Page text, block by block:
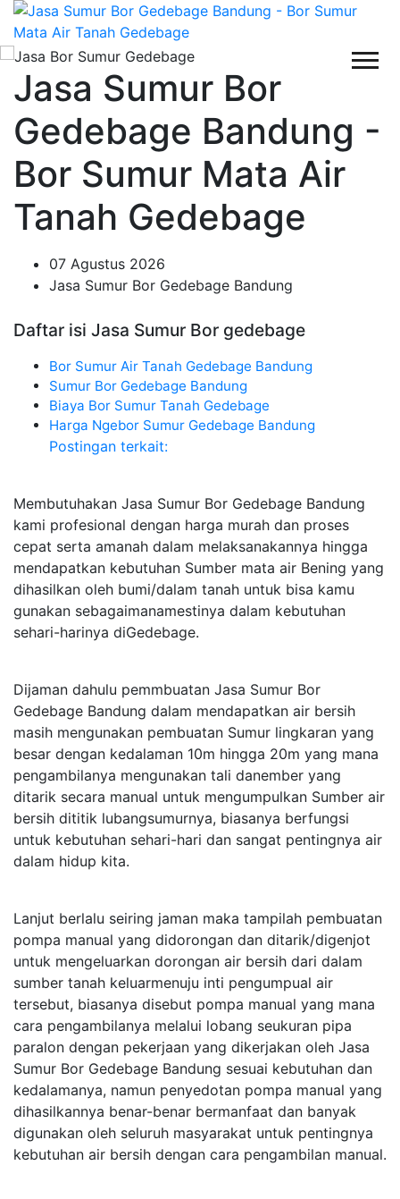
Jasa Sumur Bor
Gedebage Bandung -
Bor Sumur Mata Air
Tanah Gedebage
07 Agustus 2026
Jasa Sumur Bor Gedebage Bandung
Daftar isi Jasa Sumur Bor gedebage
Bor Sumur Air Tanah Gedebage Bandung
Sumur Bor Gedebage Bandung
Biaya Bor Sumur Tanah Gedebage
Harga Ngebor Sumur Gedebage Bandung
Postingan terkait:
Membutuhakan Jasa Sumur Bor Gedebage Bandung
kami profesional dengan harga murah dan proses
cepat serta amanah dalam melaksanakannya hingga
mendapatkan kebutuhan Sumber mata air Bening yang
dihasilkan oleh bumi/dalam tanah untuk bisa kamu
gunakan sebagaimanamestinya dalam kebutuhan
sehari-harinya diGedebage.
Dijaman dahulu pemmbuatan Jasa Sumur Bor
Gedebage Bandung dalam mendapatkan air bersih
masih mengunakan pembuatan Sumur lingkaran yang
besar dengan kedalaman 10m hingga 20m yang mana
pengambilanya mengunakan tali danember yang
ditarik secara manual untuk mengumpulkan Sumber air
bersih dititik lubangsumurnya, biasanya berfungsi
untuk kebutuhan sehari-hari dan sangat pentingnya air
dalam hidup kita.
Lanjut berlalu seiring jaman maka tampilah pembuatan
pompa manual yang didorongan dan ditarik/digenjot
untuk mengeluarkan dorongan air bersih dari dalam
sumber tanah keluarmenuju inti pengumpual air
tersebut, biasanya disebut pompa manual yang mana
cara pengambilanya melalui lobang seukuran pipa
paralon dengan pekerjaan yang dikerjakan oleh Jasa
Sumur Bor Gedebage Bandung sesuai kebutuhan dan
kedalamanya, namun penyedotan pompa manual yang
dihasilkannya benar-benar bermanfaat dan banyak
digunakan oleh seluruh masyarakat untuk pentingnya
kebutuhan air bersih dengan cara pengambilan manual.